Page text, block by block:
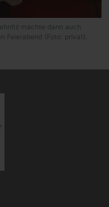
machte dann auch
Feierabend (Foto: privat).